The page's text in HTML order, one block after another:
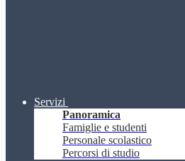
Servizi
Panoramica
Famiglie e studenti
Personale scolastico
Percorsi di studio